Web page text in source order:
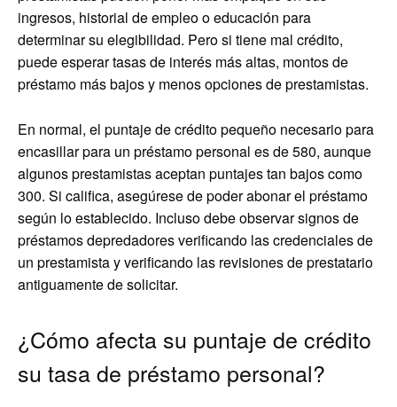
ingresos, historial de empleo o educación para
determinar su elegibilidad. Pero si tiene mal crédito,
puede esperar tasas de interés más altas, montos de
préstamo más bajos y menos opciones de prestamistas.
En normal, el puntaje de crédito pequeño necesario para
encasillar para un préstamo personal es de 580, aunque
algunos prestamistas aceptan puntajes tan bajos como
300. Si califica, asegúrese de poder abonar el préstamo
según lo establecido. Incluso debe observar signos de
préstamos depredadores verificando las credenciales de
un prestamista y verificando las revisiones de prestatario
antiguamente de solicitar.
¿Cómo afecta su puntaje de crédito
su tasa de préstamo personal?